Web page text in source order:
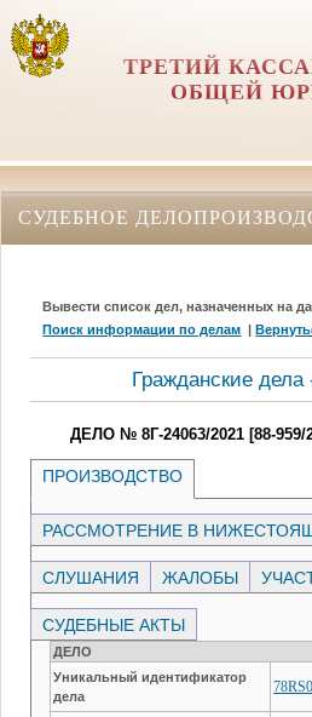
ТРЕТИЙ
ОБЩЕЙ
СУДЕБНОЕ
Вывести список дел, назначенных на
Поиск информации по делам |
Гражданские дела
ДЕЛО № 8Г-24063/2021 [88-959/
ПРОИЗВОДСТВО
РАССМОТРЕНИЕ В
СЛУШАНИЯ ЖАЛОБЫ
СУДЕБНЫЕ АКТЫ
ДЕЛО
Уникальный идентификатор
дела